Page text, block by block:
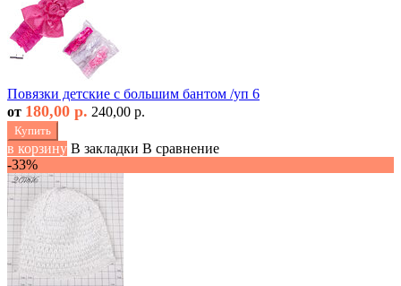
Повязки детские с большим бантом /уп 6
от 180,00 р. 240,00 р.
Купить
в корзину В закладки В сравнение
-33%